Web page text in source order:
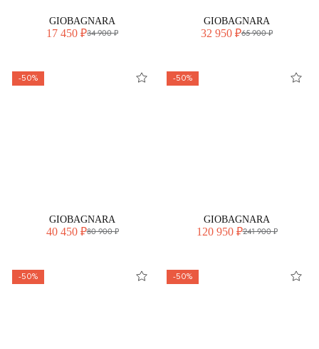
GIOBAGNARA
17 450 ₽34 900 ₽
GIOBAGNARA
32 950 ₽65 900 ₽
-50%
GIOBAGNARA
40 450 ₽80 900 ₽
-50%
GIOBAGNARA
120 950 ₽241 900 ₽
-50% -50%